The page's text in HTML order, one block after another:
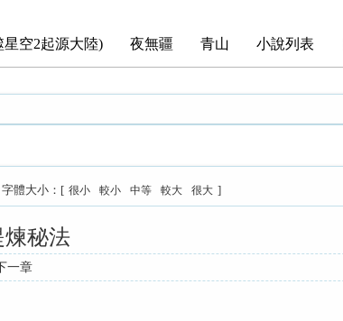
空2起源大陸) 夜無疆 青山 小說列表
字體大小：[ 很小 較小 中等 較大 很大 ]
煉秘法
一章